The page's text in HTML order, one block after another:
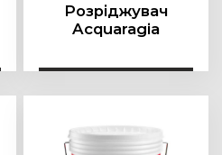
Розріджувач
Acquaragia